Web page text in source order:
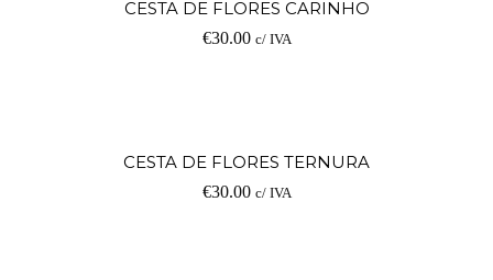
CESTA DE FLORES CARINHO
€30.00 c/ IVA
CESTA DE FLORES TERNURA
€30.00 c/ IVA